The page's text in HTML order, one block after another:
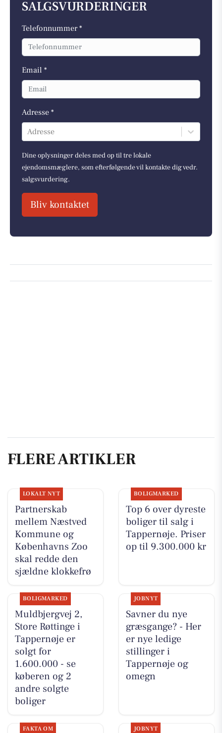
SALGSVURDERINGER
Telefonnummer *
Email *
Adresse *
Adresse
Dine oplysninger deles med op til tre lokale
ejendomsmæglere, som efterfølgende vil kontakte dig vedr.
salgsvurdering.
Bliv kontaktet
FLERE ARTIKLER
LOKALT NYT
Partnerskab
mellem Næstved
Kommune og
Københavns Zoo
skal redde den
sjældne klokkefrø
BOLIGMARKED
Top 6 over dyreste
boliger til salg i
Tappernøje. Priser
op til 9.300.000 kr
BOLIGMARKED
Muldbjergvej 2,
Store Røttinge i
Tappernøje er
solgt for
1.600.000 - se
køberen og 2
andre solgte
boliger
JOBNYT
Savner du nye
græsgange? - Her
er nye ledige
stillinger i
Tappernøje og
omegn
FAKTA OM JOBNYT